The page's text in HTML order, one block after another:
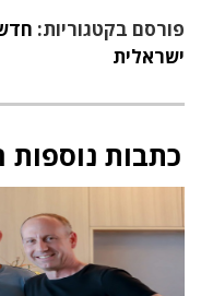
פורסם בקטגוריות:
ישראלית
כתבות נוספות